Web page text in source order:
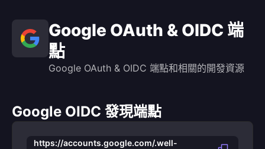
Google OAuth & OIDC 端
點
Google OAuth & OIDC 端點和相關的開發資源
Google OIDC 發現端點
https://accounts.google.com/.well-